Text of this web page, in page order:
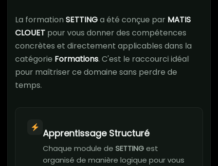
La formation SETTINGa été conçue par MATIS
CLOUET pour vous donner des compétences
concrètes et directement applicables dans la
catégorie Formations. C'est le raccourci idéal
pour maîtriser ce domaine sans perdre de
temps.
Apprentissage Structuré
Chaque module de SETTINGest
organisé de manière logique pour vous